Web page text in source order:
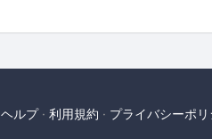
ヘルプ 利用規約 プライバシーポリ